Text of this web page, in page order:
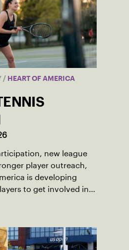
/ HEART OF AMERICA
new league
player outreach,
is developing
to get involved in